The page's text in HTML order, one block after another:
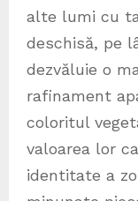
alte lumi cu
deschisă, pe
dezvăluie o
rafinament
coloritul
valoarea lor
identitate a